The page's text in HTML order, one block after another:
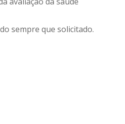
sempre que solicitado.